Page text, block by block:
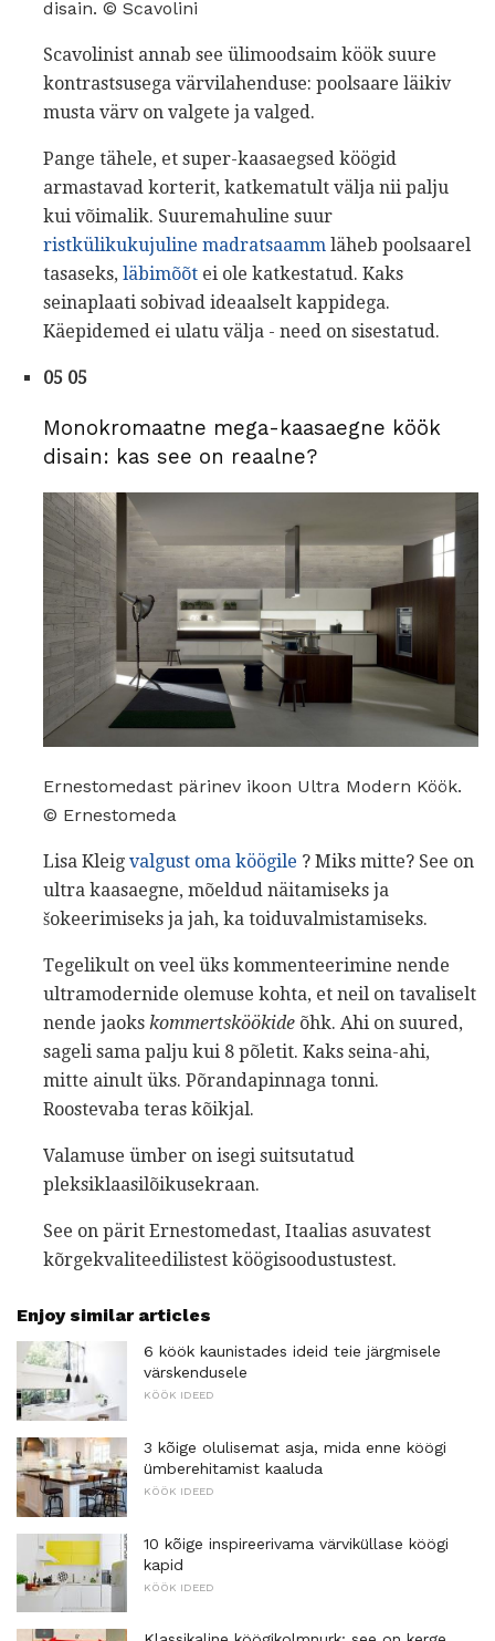
disain. © Scavolini
Scavolinist annab see ülimoodsaim köök suure
kontrastsusega värvilahenduse: poolsaare läikiv
musta värv on valgete ja valged.
Pange tähele, et super-kaasaegsed köögid
armastavad korterit, katkematult välja nii palju
kui võimalik. Suuremahuline suur
ristkülikukujuline madratsaamm läheb poolsaarel
tasaseks, läbimõõt ei ole katkestatud. Kaks
seinaplaati sobivad ideaalselt kappidega.
Käepidemed ei ulatu välja - need on sisestatud.
05 05
Monokromaatne mega-kaasaegne köök
disain: kas see on reaalne?
Ernestomedast pärinev ikoon Ultra Modern Köök.
© Ernestomeda
Lisa Kleig valgust oma köögile ? Miks mitte? See on
ultra kaasaegne, mõeldud näitamiseks ja
šokeerimiseks ja jah, ka toiduvalmistamiseks.
Tegelikult on veel üks kommenteerimine nende
ultramodernide olemuse kohta, et neil on tavaliselt
nende jaoks kommertsköökide õhk. Ahi on suured,
sageli sama palju kui 8 põletit. Kaks seina-ahi,
mitte ainult üks. Põrandapinnaga tonni.
Roostevaba teras kõikjal.
Valamuse ümber on isegi suitsutatud
pleksiklaasilõikusekraan.
See on pärit Ernestomedast, Itaalias asuvatest
kõrgekvaliteedilistest köögisoodustustest.
Enjoy similar articles
6 köök kaunistades ideid teie järgmisele
värskendusele
KÖÖK IDEED
3 kõige olulisemat asja, mida enne köögi
ümberehitamist kaaluda
KÖÖK IDEED
10 kõige inspireerivama värviküllase köögi
kapid
KÖÖK IDEED